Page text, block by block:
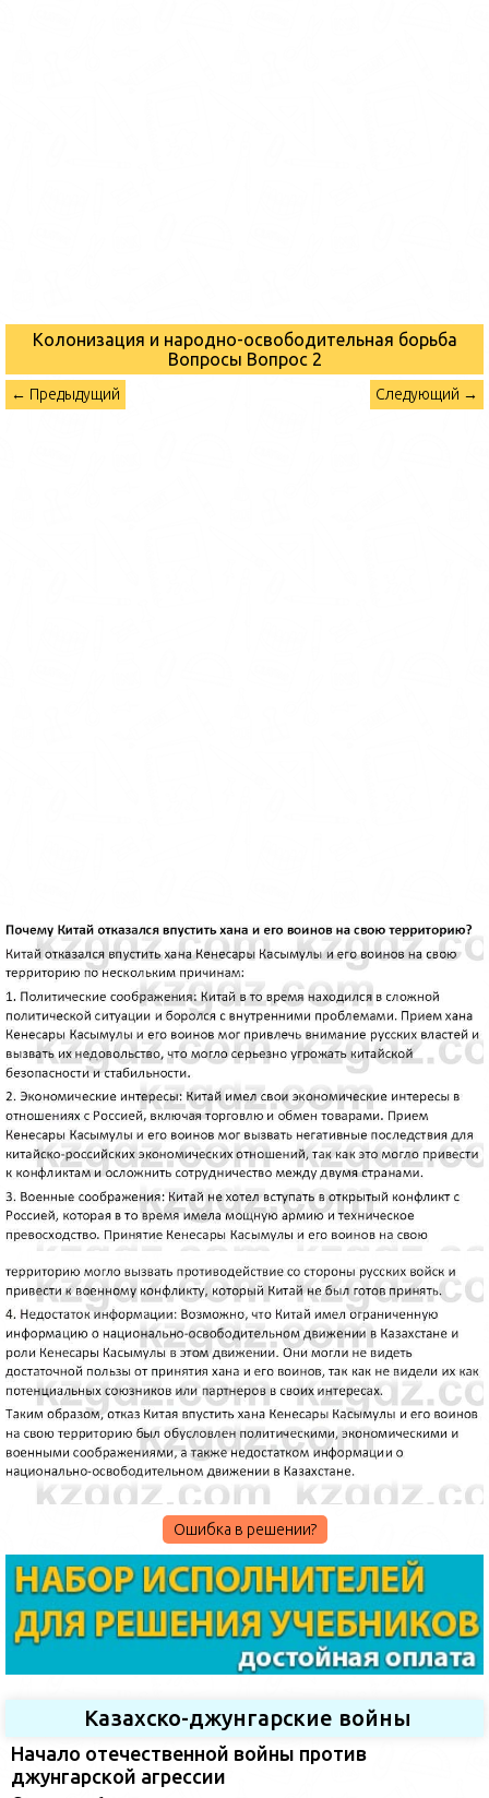
Колонизация и народно-освободительная борьба
Вопросы Вопрос 2
← Предыдущий Следующий →
Ошибка в решении?
Казахско-джунгарские войны
Начало отечественной войны против
джунгарской агрессии